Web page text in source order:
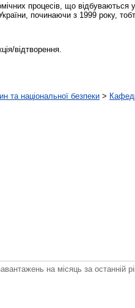
процесів, що відбуваються
України, починаючи з 1999 року,
відтворення.
та національної безпеки >
на місяць за останній